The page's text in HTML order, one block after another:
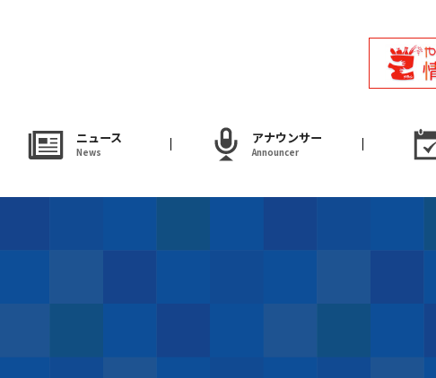
ニュース
News
アナウンサー
Announcer
アナウンサー
Announcer
試写会・プレゼント